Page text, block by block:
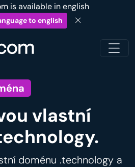
is available in english
to english
vlastní
doménu .technology a